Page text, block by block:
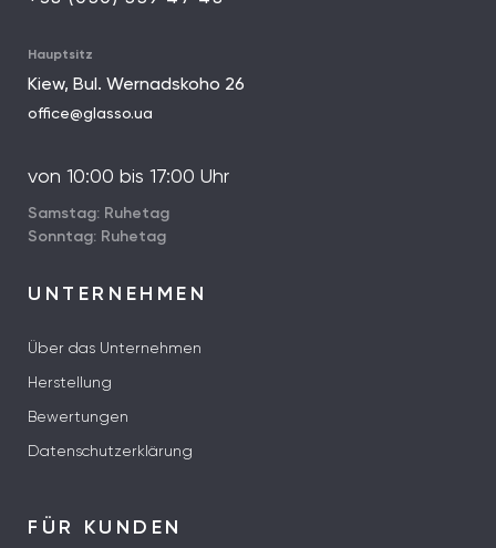
Hauptsitz
Kiew, Bul. Wernadskoho 26
office@glasso.ua
von 10:00 bis 17:00 Uhr
Samstag: Ruhetag
Sonntag: Ruhetag
UNTERNEHMEN
Über das Unternehmen
Herstellung
Bewertungen
Datenschutzerklärung
FÜR KUNDEN